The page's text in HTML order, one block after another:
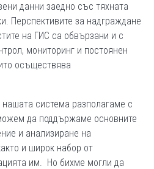
данни заедно със тяхната
Перспективите за надграждане
на ГИС са обвързани и с
мониторинг и постоянен
осъществява
система разполагаме с
да поддържаме основните
и анализиране на
и широк набор от
им. Но бихме могли да